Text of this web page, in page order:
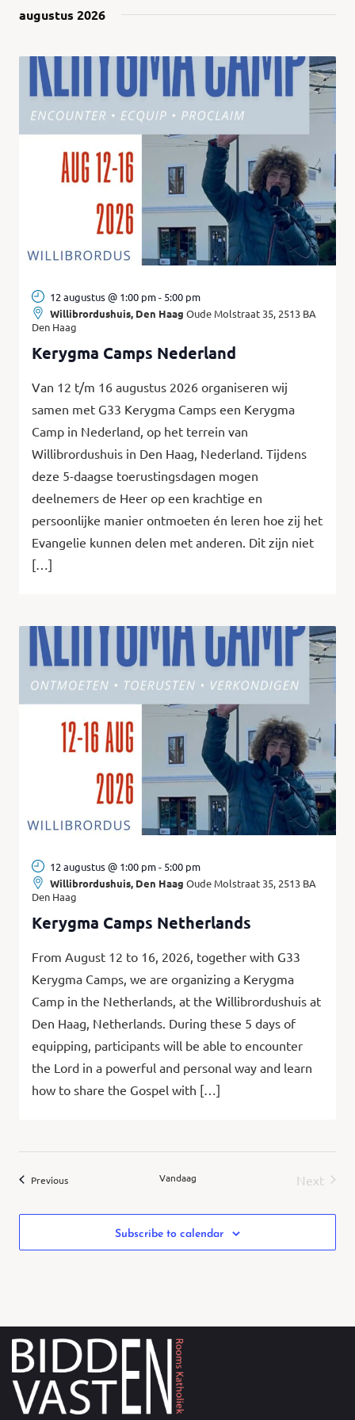
augustus 2026
Kerygma Camps Nederland
12 augustus @ 1:00 pm- 5:00 pm
Willibrordushuis, Den Haag Oude Molstraat 35, 2513 BA
Den Haag
Van 12 t/m 16 augustus 2026 organiseren wij
samen met G33 Kerygma Camps een Kerygma
Camp in Nederland, op het terrein van
Willibrordushuis in Den Haag, Nederland. Tijdens
deze 5-daagse toerustingsdagen mogen
deelnemers de Heer op een krachtige en
persoonlijke manier ontmoeten én leren hoe zij het
Evangelie kunnen delen met anderen. Dit zijn niet
[…]
Kerygma Camps Netherlands
12 augustus @ 1:00 pm- 5:00 pm
Willibrordushuis, Den Haag Oude Molstraat 35, 2513 BA
Den Haag
From August 12 to 16, 2026, together with G33
Kerygma Camps, we are organizing a Kerygma
Camp in the Netherlands, at the Willibrordushuis at
Den Haag, Netherlands. During these 5 days of
equipping, participants will be able to encounter
the Lord in a powerful and personal way and learn
how to share the Gospel with […]
PreviousEvenementen Vandaag
Next
Subscribe to calendar